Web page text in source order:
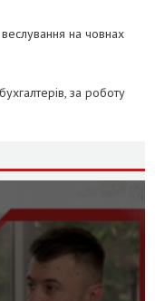
на човнах
за роботу